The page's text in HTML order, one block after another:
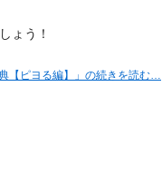
ょう！
【ピヨる編】」の続きを読む…